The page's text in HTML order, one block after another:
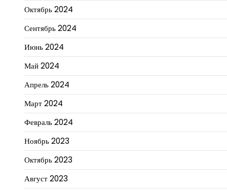
Октябрь 2024
Сентябрь 2024
Июнь 2024
Май 2024
Апрель 2024
Март 2024
Февраль 2024
Ноябрь 2023
Октябрь 2023
Август 2023